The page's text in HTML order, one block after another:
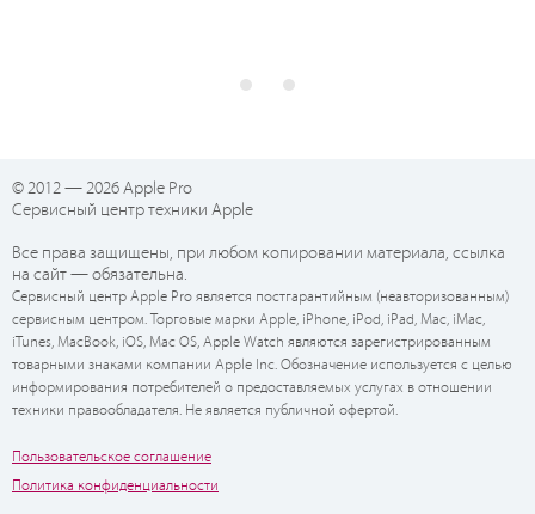
© 2012 — 2026 Apple Pro
Сервисный центр техники Apple
Все права защищены, при любом копировании материала, ссылка
на сайт — обязательна.
Сервисный центр Apple Pro является постгарантийным (неавторизованным)
сервисным центром. Торговые марки Apple, iPhone, iPod, iPad, Mac, iMac,
iTunes, MacBook, iOS, Mac OS, Apple Watch являются зарегистрированным
товарными знаками компании Apple Inc. Обозначение используется с целью
информирования потребителей о предоставляемых услугах в отношении
техники правообладателя. Не является публичной офертой.
Пользовательское соглашение
Политика конфиденциальности